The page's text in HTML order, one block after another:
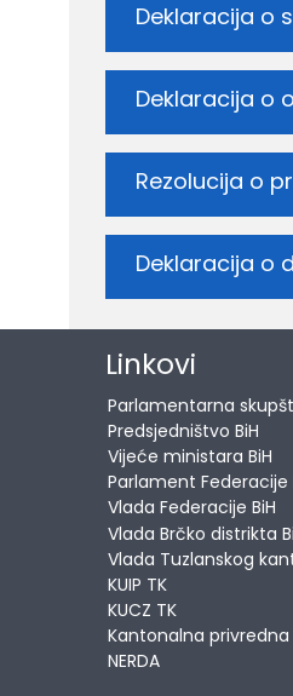
Deklaracija o
Deklaracija o
Rezolucija o
Deklaracija o
Linkovi
Parlamentarna
Predsjedništvo BiH
Vijeće ministara BiH
Parlament Federacije
Vlada Federacije BiH
Vlada Brčko distrikta
Vlada Tuzlanskog
KUIP TK
KUCZ TK
Kantonalna
NERDA